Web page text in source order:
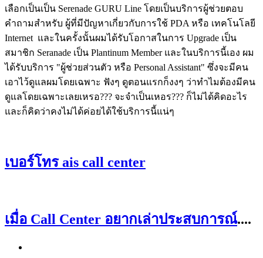
เลือกเป็นเป็น Serenade GURU Line โดยเป็นบริการผู้ช่วยตอบ
คำถามสำหรับ ผู้ที่มีปัญหาเกี่ยวกับการใช้ PDA หรือ เทคโนโลยี
Internet และในครั้งนั้นผมได้รับโอกาสในการ Upgrade เป็น
สมาชิก Seranade เป็น Plantinum Member และในบริการนี้เอง ผม
ได้รับบริการ "ผู้ช่วยส่วนตัว หรือ Personal Assistant" ซึ่งจะมีคน
เอาไว้ดูแลผมโดยเฉพาะ ฟังๆ ดูตอนแรกก็งงๆ ว่าทำไมต้องมีคน
ดูแลโดยเฉพาะเลยเหรอ??? จะจำเป็นเหอร??? ก็ไม่ได้คิดอะไร
และก็คิดว่าคงไม่ได้ค่อยได้ใช้บริการนี้แน่ๆ
เบอร์โทร ais call center
เมื่อ Call Center อยากเล่าประสบการณ์....